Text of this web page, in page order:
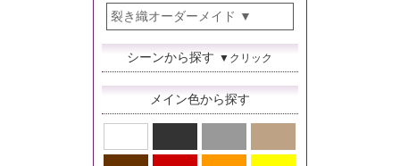
裂き織オーダーメイド
シーンから探す ▼クリック
メイン色から探す